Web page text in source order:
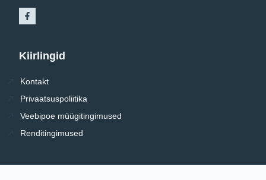
Kiirlingid
Kontakt
Privaatsuspoliitika
Veebipoe müügitingimused
Renditingimused